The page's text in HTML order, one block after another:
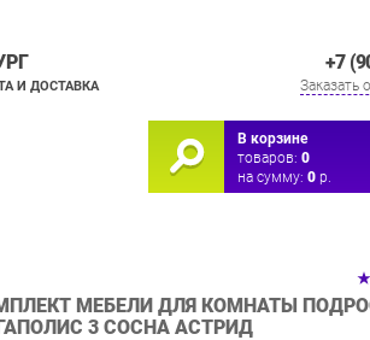
+7
Заказать
И ДОСТАВКА
В корзине
товаров: 0
на сумму: 0 р.
МЕБЕЛИ ДЛЯ КОМНАТЫ
3 СОСНА АСТРИД